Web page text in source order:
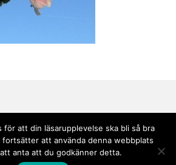
| Tema avColorlibdrivs med WordPress
för att din läsarupplevelse ska bli så bra
fortsätter att använda denna webbplats
anta att du godkänner detta.